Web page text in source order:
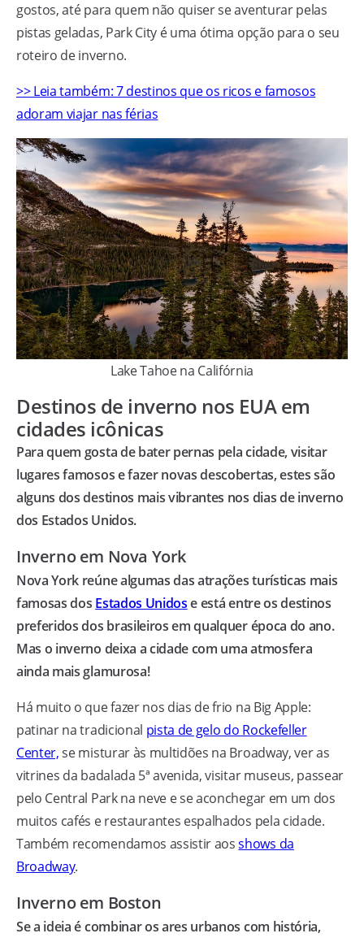
gostos, até para quem não quiser se aventurar pelas
pistas geladas, Park City é uma ótima opção para o seu
roteiro de inverno.
>> Leia também: 7 destinos que os ricos e famosos
adoram viajar nas férias
Lake Tahoe na Califórnia
Destinos de inverno nos EUA em
cidades icônicas
Para quem gosta de bater pernas pela cidade, visitar
lugares famosos e fazer novas descobertas, estes são
alguns dos destinos mais vibrantes nos dias de inverno
dos Estados Unidos.
Inverno em Nova York
Nova York reúne algumas das atrações turísticas mais
famosas dos Estados Unidose está entre os destinos
preferidos dos brasileiros em qualquer época do ano.
Mas o inverno deixa a cidade com uma atmosfera
ainda mais glamurosa!
Há muito o que fazer nos dias de frio na Big Apple:
patinar na tradicional pista de gelo do Rockefeller
Center,se misturar às multidões na Broadway, ver as
vitrines da badalada 5ª avenida, visitar museus, passear
pelo Central Park na neve e se aconchegar em um dos
muitos cafés e restaurantes espalhados pela cidade.
Também recomendamos assistir aosshows da
Broadway.
Inverno em Boston
Se a ideia é combinar os ares urbanos com história,